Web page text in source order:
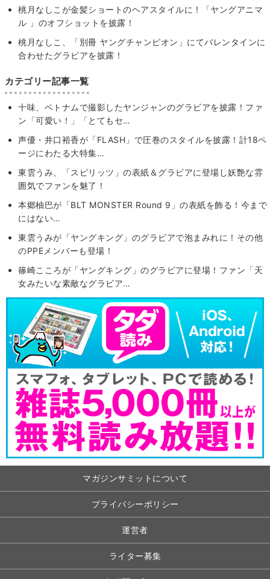
桃月なしこが金髪ショートのヘアスタイルに！「ヤングアニマ
ル 」のオフショットを披露！
桃月なしこ、「別冊 ヤングチャンピオン」にてバレンタインに
合わせたグラビアを披露！
カテゴリー記事一覧
十味、ベトナムで撮影したヤンジャンのグラビアを披露！ファ
ン「可愛い！」「とてもセ…
声優・井口裕香が「FLASH」で圧巻のスタイルを披露！計18ペ
ージにわたる大特集…
東雲うみ、「スピリッツ」の表紙＆グラビアに登場し妖艶な雰
囲気でファンを魅了！
本郷柚巴が「BLT MONSTER Round 9」の表紙を飾る！今まで
にはない…
東雲うみが「ヤングキング」のグラビアで泡まみれに！その他
のPPEメンバーも登場！
篠崎こころが「ヤングキング」のグラビアに登場！ファン「天
女みたいな素敵なグラビア…
マガジンサミットについて
プライバシーポリシー
運営者
ライター募集